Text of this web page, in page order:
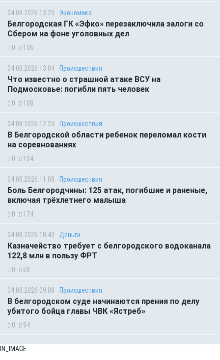
04.08.2026 13:29 Экономика
Белгородская ГК «Эфко» перезаключила залоги со
Сбером на фоне уголовных дел
0 106
04.08.2026 13:04 Происшествия
Что известно о страшной атаке ВСУ на
Подмосковье: погибли пять человек
0 108
04.08.2026 12:23 Происшествия
В Белгородской области ребенок переломал кости
на соревнованиях
0 104
04.08.2026 11:08 Происшествия
Боль Белгородчины: 125 атак, погибшие и раненые,
включая трёхлетнего малыша
0 174
04.08.2026 10:43 Деньги
Казначейство требует с белгородского водоканала
122,8 млн в пользу ФРТ
0 68
04.08.2026 09:08 Происшествия
В белгородском суде начинаются прения по делу
убитого бойца главы ЧВК «Ястреб»
0 94
IN_IMAGE